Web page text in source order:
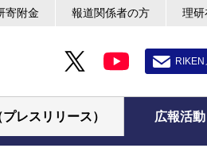
寄附金 報道関係者の方 理研
レスリリース） 広報活動